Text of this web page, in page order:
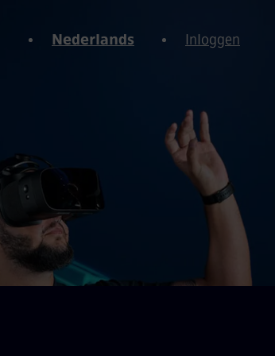
Nederlands Inloggen